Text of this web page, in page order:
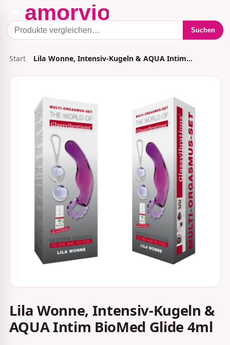
Suchen
Start Lila Wonne, Intensiv-Kugeln & AQUA Intim…
Lila Wonne, Intensiv-Kugeln &
AQUA Intim BioMed Glide 4ml